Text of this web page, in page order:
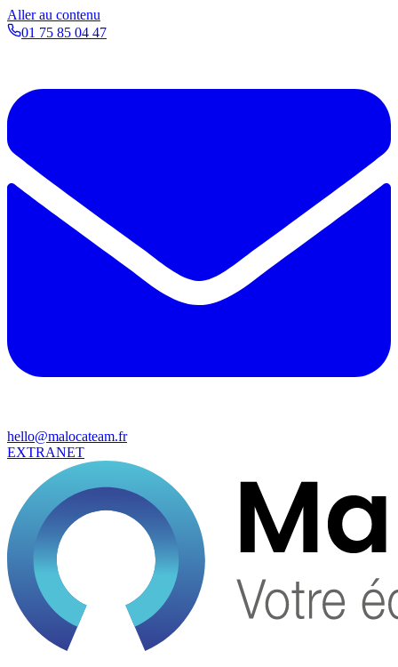
Aller au contenu
01 75 85 04 47
hello@malocateam.fr
EXTRANET